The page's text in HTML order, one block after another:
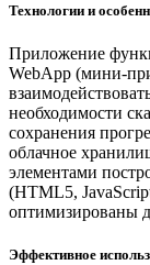
Технологии и
Приложение
WebApp (мини-
необходимости
сохранения
облачное
элементами
(HTML5,
оптимизированы
Эффективное